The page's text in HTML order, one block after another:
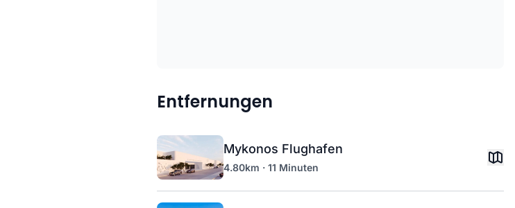
Entfernungen
Mykonos Flughafen
4.80km · 11 Minuten